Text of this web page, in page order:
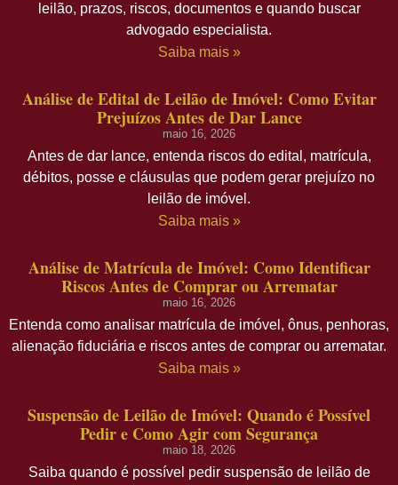
leilão, prazos, riscos, documentos e quando buscar
advogado especialista.
Saiba mais »
Análise de Edital de Leilão de Imóvel: Como Evitar
Prejuízos Antes de Dar Lance
maio 16, 2026
Antes de dar lance, entenda riscos do edital, matrícula,
débitos, posse e cláusulas que podem gerar prejuízo no
leilão de imóvel.
Saiba mais »
Análise de Matrícula de Imóvel: Como Identificar
Riscos Antes de Comprar ou Arrematar
maio 16, 2026
Entenda como analisar matrícula de imóvel, ônus, penhoras,
alienação fiduciária e riscos antes de comprar ou arrematar.
Saiba mais »
Suspensão de Leilão de Imóvel: Quando é Possível
Pedir e Como Agir com Segurança
maio 18, 2026
Saiba quando é possível pedir suspensão de leilão de